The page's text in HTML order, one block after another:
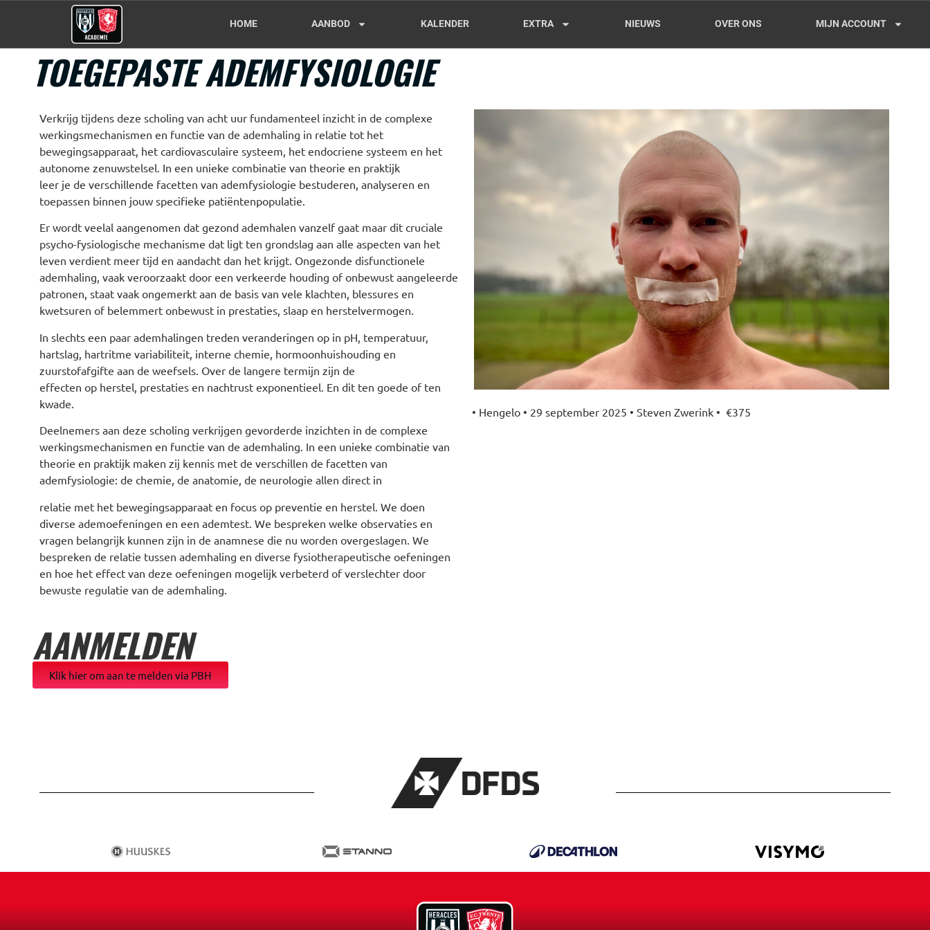
HOME AANBOD KALENDER EXTRA NIEUWS OVER ONS MIJN ACCOUNT
TOEGEPASTE ADEMFYSIOLOGIE
Verkrijg tijdens deze scholing van acht uur fundamenteel inzicht in de complexe
werkingsmechanismen en functie van de ademhaling in relatie tot het
bewegingsapparaat, het cardiovasculaire systeem, het endocriene systeem en het
autonome zenuwstelsel. In een unieke combinatie van theorie en praktijk
leer je de verschillende facetten van ademfysiologie bestuderen, analyseren en
toepassen binnen jouw specifieke patiëntenpopulatie.
Er wordt veelal aangenomen dat gezond ademhalen vanzelf gaat maar dit cruciale
psycho-fysiologische mechanisme dat ligt ten grondslag aan alle aspecten van het
leven verdient meer tijd en aandacht dan het krijgt. Ongezonde disfunctionele
ademhaling, vaak veroorzaakt door een verkeerde houding of onbewust aangeleerde
patronen, staat vaak ongemerkt aan de basis van vele klachten, blessures en
kwetsuren of belemmert onbewust in prestaties, slaap en herstelvermogen.
In slechts een paar ademhalingen treden veranderingen op in pH, temperatuur,
hartslag, hartritme variabiliteit, interne chemie, hormoonhuishouding en
zuurstofafgifte aan de weefsels. Over de langere termijn zijn de
effecten op herstel, prestaties en nachtrust exponentieel. En dit ten goede of ten
kwade.
Deelnemers aan deze scholing verkrijgen gevorderde inzichten in de complexe
werkingsmechanismen en functie van de ademhaling. In een unieke combinatie van
theorie en praktijk maken zij kennis met de verschillen de facetten van
ademfysiologie: de chemie, de anatomie, de neurologie allen direct in
relatie met het bewegingsapparaat en focus op preventie en herstel. We doen
diverse ademoefeningen en een ademtest. We bespreken welke observaties en
vragen belangrijk kunnen zijn in de anamnese die nu worden overgeslagen. We
bespreken de relatie tussen ademhaling en diverse fysiotherapeutische oefeningen
en hoe het effect van deze oefeningen mogelijk verbeterd of verslechter door
bewuste regulatie van de ademhaling.
• Hengelo • 29 september 2025 • Steven Zwerink • €375
AANMELDEN
Klik hier om aan te melden via PBH